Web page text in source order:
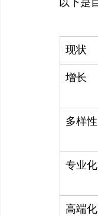
现状
增长
多样性
专业化
高端化